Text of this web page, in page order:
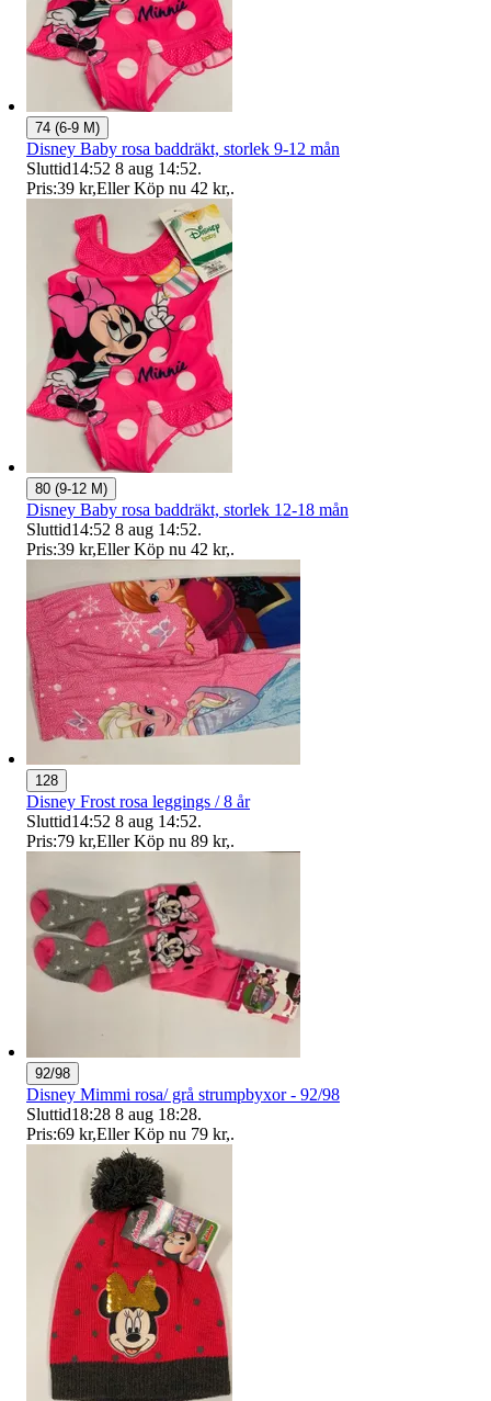
74 (6-9 M)
Disney Baby rosa baddräkt, storlek 9-12 mån
Sluttid14:52 8 aug 14:52.
Pris:39 kr,Eller Köp nu 42 kr,.
80 (9-12 M)
Disney Baby rosa baddräkt, storlek 12-18 mån
Sluttid14:52 8 aug 14:52.
Pris:39 kr,Eller Köp nu 42 kr,.
128
Disney Frost rosa leggings / 8 år
Sluttid14:52 8 aug 14:52.
Pris:79 kr,Eller Köp nu 89 kr,.
92/98
Disney Mimmi rosa/ grå strumpbyxor - 92/98
Sluttid18:28 8 aug 18:28.
Pris:69 kr,Eller Köp nu 79 kr,.